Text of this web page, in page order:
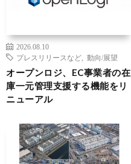
2026.08.10
プレスリリースなど
動向/展望
オープンロジ、EC事業者の在
庫一元管理支援する機能をリ
ニューアル